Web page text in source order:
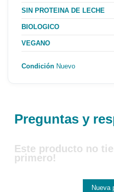
SIN PROTEINA DE LECHE
BIOLOGICO
VEGANO
Condición Nuevo
Preguntas y
Este producto no
primero!
Nueva